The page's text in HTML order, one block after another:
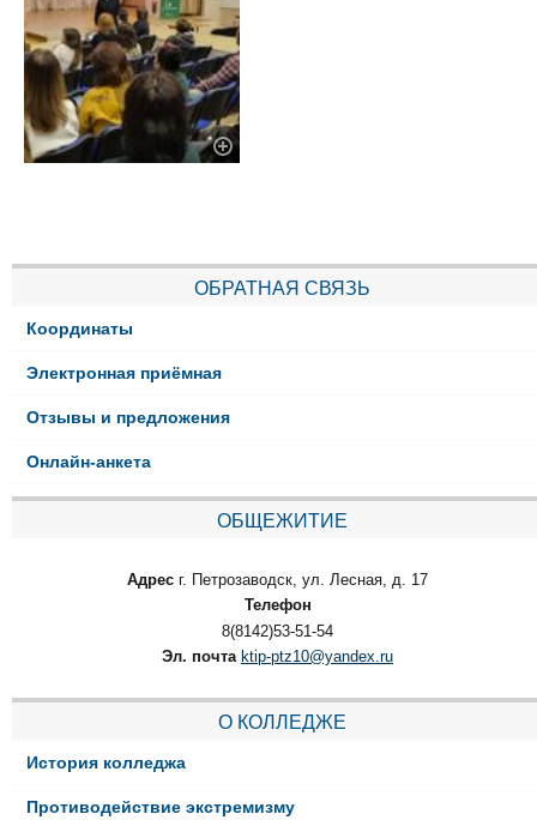
ОБРАТНАЯ СВЯЗЬ
Координаты
Электронная приёмная
Отзывы и предложения
Онлайн-анкета
ОБЩЕЖИТИЕ
Адрес г. Петрозаводск, ул. Лесная, д. 17
Телефон
8(8142)53-51-54
Эл. почта ktip-ptz10@yandex.ru
О КОЛЛЕДЖЕ
История колледжа
Противодействие экстремизму